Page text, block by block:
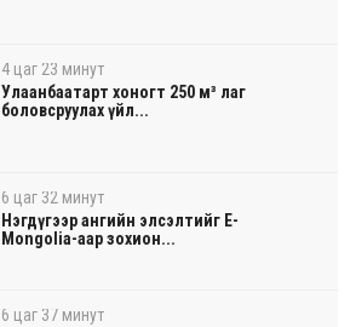
4 цаг 23 минут
Улаанбаатарт хоногт 250 м³ лаг
боловсруулах үйл...
6 цаг 32 минут
Нэгдүгээр ангийн элсэлтийг E-
Mongolia-аар зохион...
6 цаг 37 минут